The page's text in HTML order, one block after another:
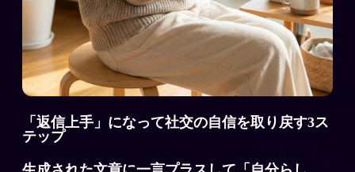
「返信上手」になって社交の自信を取り戻す3ス
テップ